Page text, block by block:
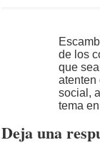
de los
que
atenten
social,
tema
Deja una